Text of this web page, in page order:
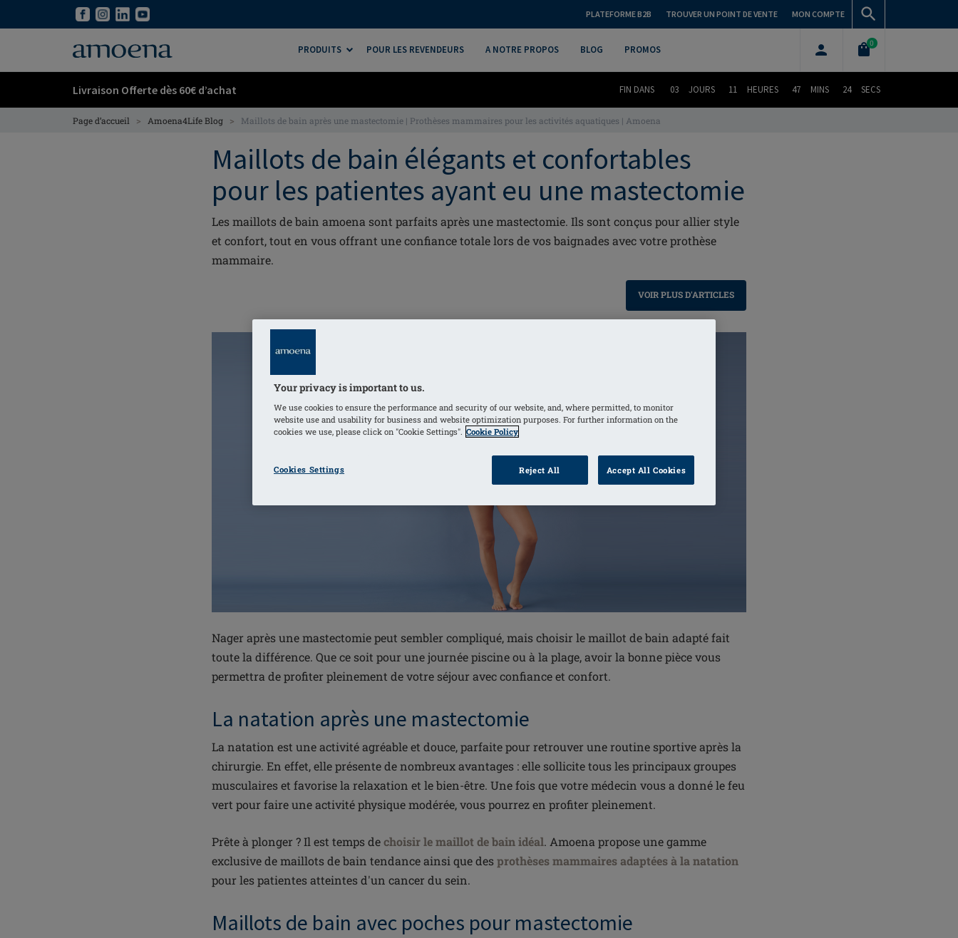
PLATEFORME B2B TROUVER UN POINT DE VENTE MON COMPTE
PRODUITS POUR LES REVENDEURS A NOTRE PROPOS BLOG PROMOS
0
Livraison Offerte dès 60€ d’achat FIN DANS 03 JOURS 11 HEURES 47 MINS 23 SECS
Page d’accueil > Amoena4Life Blog > Maillots de bain après une mastectomie | Prothèses mammaires pour les activités aquatiques | Amoena
Maillots de bain élégants et confortables
pour les patientes ayant eu une mastectomie
Les maillots de bain amoena sont parfaits après une mastectomie. Ils sont conçus pour allier style
et confort, tout en vous offrant une confiance totale lors de vos baignades avec votre prothèse
mammaire.
VOIR PLUS D'ARTICLES
Nager après une mastectomie peut sembler compliqué, mais choisir le maillot de bain adapté fait
toute la différence. Que ce soit pour une journée piscine ou à la plage, avoir la bonne pièce vous
permettra de profiter pleinement de votre séjour avec confiance et confort.
La natation après une mastectomie
La natation est une activité agréable et douce, parfaite pour retrouver une routine sportive après la
chirurgie. En effet, elle présente de nombreux avantages : elle sollicite tous les principaux groupes
musculaires et favorise la relaxation et le bien-être. Une fois que votre médecin vous a donné le feu
vert pour faire une activité physique modérée, vous pourrez en profiter pleinement.
Prête à plonger ? Il est temps dechoisir le maillot de bain idéal. Amoena propose une gamme
exclusive de maillots de bain tendance ainsi que desprothèses mammaires adaptées à la natation
pour les patientes atteintes d'un cancer du sein.
Maillots de bain avec poches pour mastectomie
Your privacy is important to us.
We use cookies to ensure the performance and security of our website, and, where permitted, to monitor
website use and usability for business and website optimization purposes. For further information on the
cookies we use, please click on "Cookie Settings". Cookie Policy
Cookies Settings Reject All Accept All Cookies